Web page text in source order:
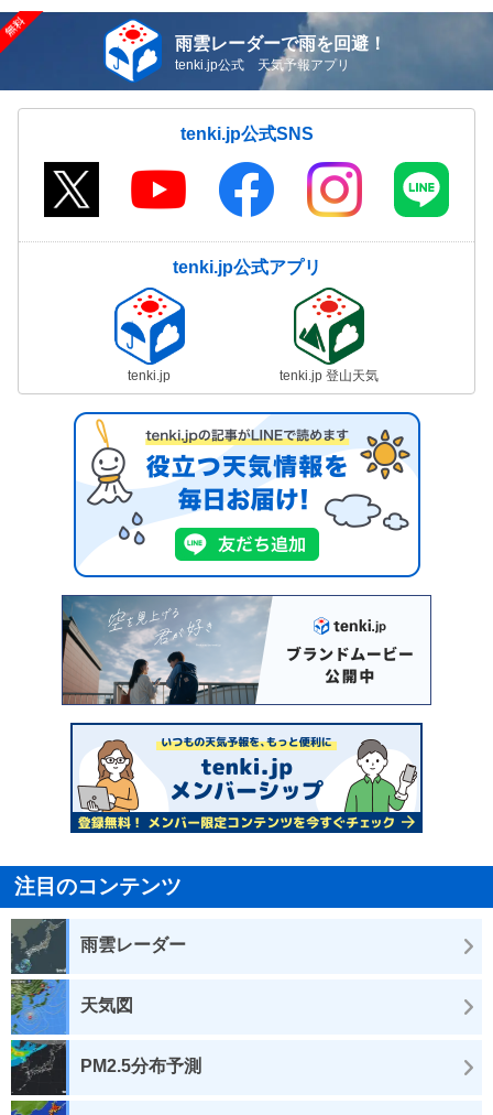
雨雲レーダーで雨を回避！
tenki.jp公式 天気予報アプリ
tenki.jp公式SNS
tenki.jp公式アプリ
tenki.jp tenki.jp 登山天気
注目のコンテンツ
雨雲レーダー
天気図
PM2.5分布予測